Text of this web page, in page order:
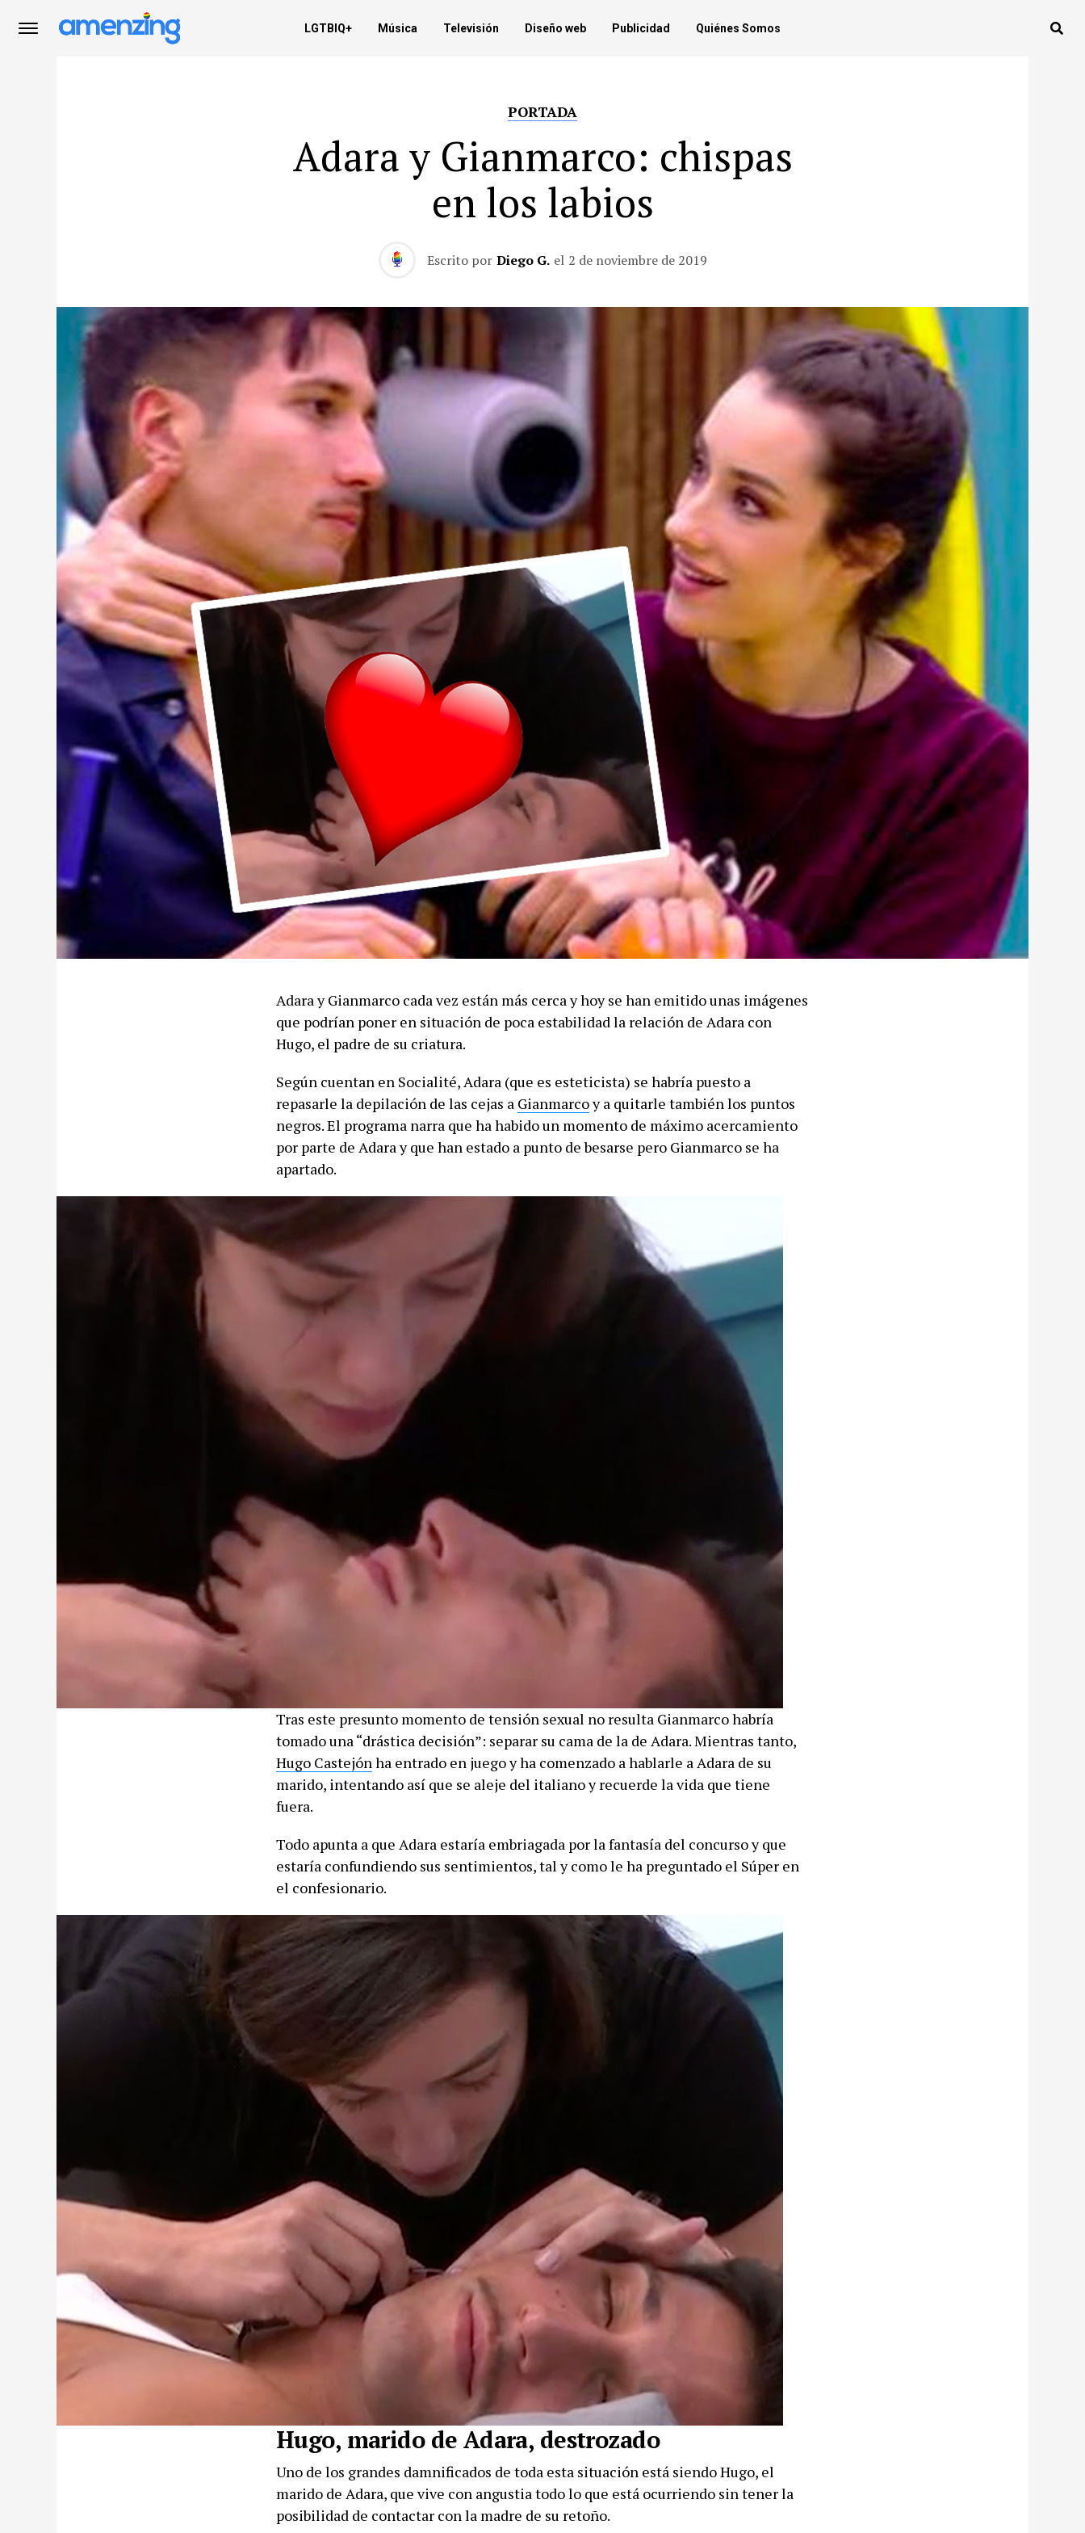
LGTBIQ+ Música Televisión Diseño web Publicidad Quiénes Somos
PORTADA
Adara y Gianmarco: chispas
en los labios
Escrito por Diego G. el 2 de noviembre de 2019
Adara y Gianmarco cada vez están más cerca y hoy se han emitido unas imágenes
que podrían poner en situación de poca estabilidad la relación de Adara con
Hugo, el padre de su criatura.
Según cuentan en Socialité, Adara (que es esteticista) se habría puesto a
repasarle la depilación de las cejas a Gianmarcoy a quitarle también los puntos
negros. El programa narra que ha habido un momento de máximo acercamiento
por parte de Adara y que han estado a punto de besarse pero Gianmarco se ha
apartado.
Tras este presunto momento de tensión sexual no resulta Gianmarco habría
tomado una “drástica decisión”: separar su cama de la de Adara. Mientras tanto,
Hugo Castejón ha entrado en juego y ha comenzado a hablarle a Adara de su
marido, intentando así que se aleje del italiano y recuerde la vida que tiene
fuera.
Todo apunta a que Adara estaría embriagada por la fantasía del concurso y que
estaría confundiendo sus sentimientos, tal y como le ha preguntado el Súper en
el confesionario.
Hugo, marido de Adara, destrozado
Uno de los grandes damnificados de toda esta situación está siendo Hugo, el
marido de Adara, que vive con angustia todo lo que está ocurriendo sin tener la
posibilidad de contactar con la madre de su retoño.